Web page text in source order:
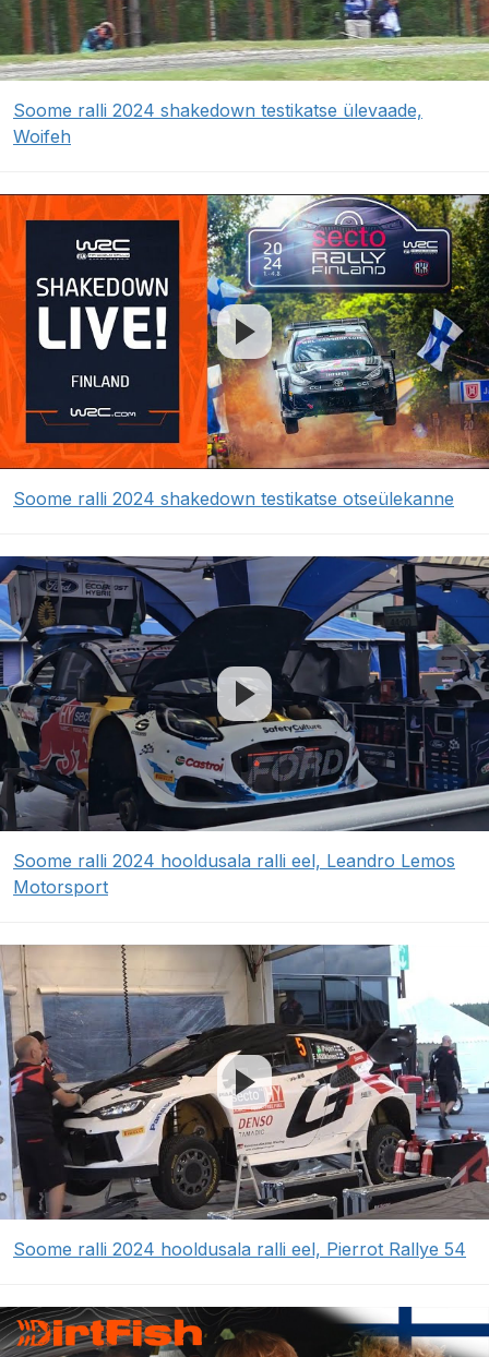
Soome ralli 2024 shakedown testikatse ülevaade,
Woifeh
Soome ralli 2024 shakedown testikatse otseülekanne
Soome ralli 2024 hooldusala ralli eel, Leandro Lemos
Motorsport
Soome ralli 2024 hooldusala ralli eel, Pierrot Rallye 54